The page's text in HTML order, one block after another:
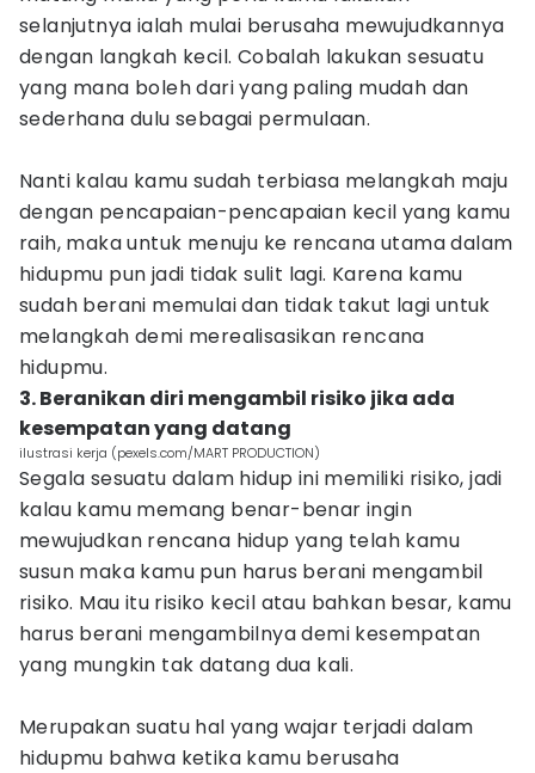
selanjutnya ialah mulai berusaha mewujudkannya
dengan langkah kecil. Cobalah lakukan sesuatu
yang mana boleh dari yang paling mudah dan
sederhana dulu sebagai permulaan.
Nanti kalau kamu sudah terbiasa melangkah maju
dengan pencapaian-pencapaian kecil yang kamu
raih, maka untuk menuju ke rencana utama dalam
hidupmu pun jadi tidak sulit lagi. Karena kamu
sudah berani memulai dan tidak takut lagi untuk
melangkah demi merealisasikan rencana
hidupmu.
3. Beranikan diri mengambil risiko jika ada
kesempatan yang datang
ilustrasi kerja (pexels.com/MART PRODUCTION)
Segala sesuatu dalam hidup ini memiliki risiko, jadi
kalau kamu memang benar-benar ingin
mewujudkan rencana hidup yang telah kamu
susun maka kamu pun harus berani mengambil
risiko. Mau itu risiko kecil atau bahkan besar, kamu
harus berani mengambilnya demi kesempatan
yang mungkin tak datang dua kali.
Merupakan suatu hal yang wajar terjadi dalam
hidupmu bahwa ketika kamu berusaha